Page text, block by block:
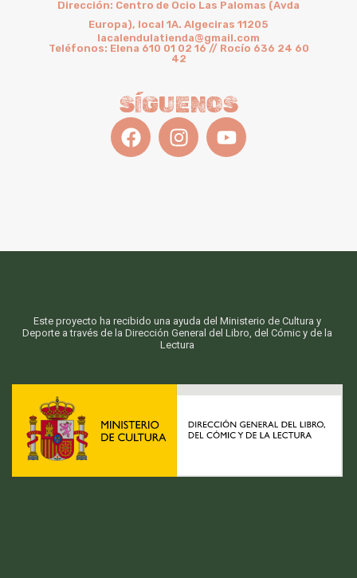
Dirección: Centro de Ocio Las Palomas (Avda
Europa), local 1A. Algeciras 11205
lacalendulatienda@gmail.com
Teléfonos: Elena 610 01 02 16 // Rocío 636 24 60
42
SÍGUENOS
Este proyecto ha recibido una ayuda del Ministerio de Cultura y
Deporte a través de la Dirección General del Libro, del Cómic y de la
Lectura